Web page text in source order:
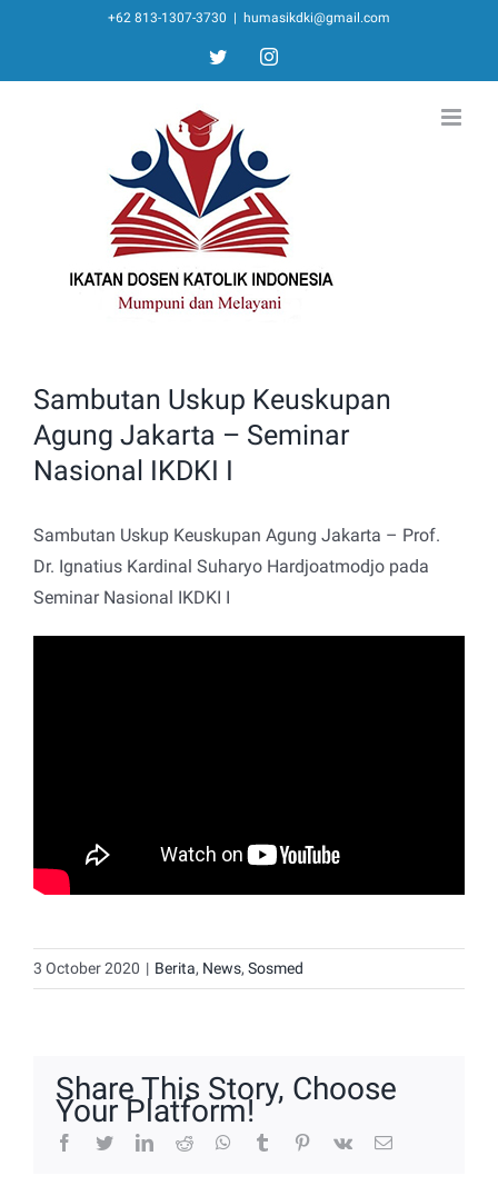
content
+62 813-1307-3730 | humasikdki@gmail.com
twitter instagram
Sambutan Uskup Keuskupan
Agung Jakarta – Seminar
Nasional IKDKI I
Sambutan Uskup Keuskupan Agung Jakarta – Prof.
Dr. Ignatius Kardinal Suharyo Hardjoatmodjo pada
Seminar Nasional IKDKI I
3 October 2020 | Berita, News, Sosmed
Share This Story, Choose
Your Platform!
facebook
twitterlinkedinreddit whatsapptumblr pinterest
vk Email